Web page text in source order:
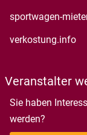
sportwagen-
verkostung.info
Veranstalter
Sie haben
werden?